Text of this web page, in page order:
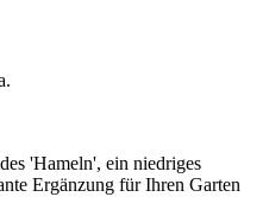
'Hameln', ein niedriges
Ergänzung für Ihren Garten